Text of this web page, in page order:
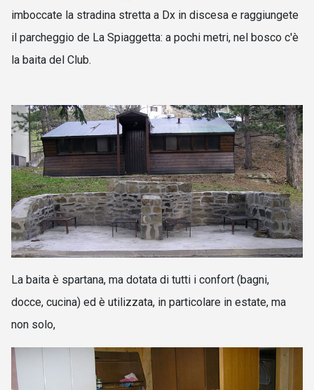
imboccate la stradina stretta a Dx in discesa e raggiungete
il parcheggio de La Spiaggetta: a pochi metri, nel bosco c'è
la baita del Club.
La baita è spartana, ma dotata di tutti i confort (bagni,
docce, cucina) ed è utilizzata, in particolare in estate, ma
non solo,